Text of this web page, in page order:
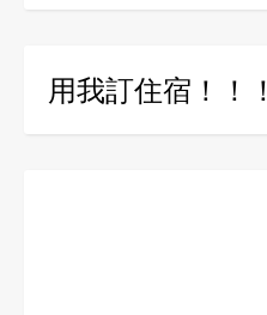
用我訂住宿！！！